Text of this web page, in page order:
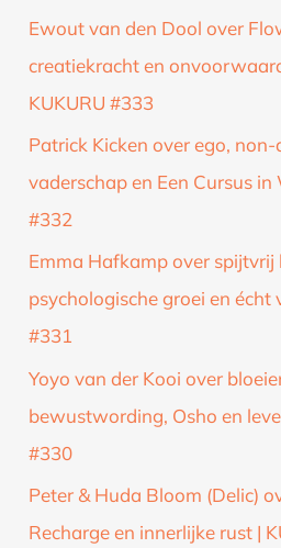
k
a
Ewout van den Dool over
creatiekracht en
KUKURU #333
Patrick Kicken over ego,
vaderschap en Een Cursus in
#332
Emma Hafkamp over spijtvrij
psychologische groei en écht
#331
Yoyo van der Kooi over
bewustwording, Osho en
#330
Peter & Huda Bloom (Delic)
Recharge en innerlijke rust |